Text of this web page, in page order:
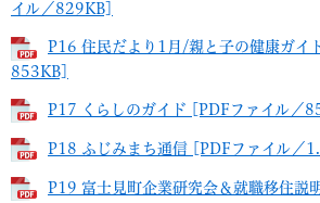
イル／829KB]
P16 住民だより1月/親と子の健康ガイ
853KB]
P17 くらしのガイド [PDFファイル／
P18 ふじみまち通信 [PDFファイル／
P19 富士見町企業研究会＆就職移住説